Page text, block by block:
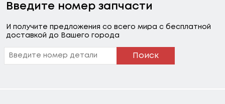
Введите номер запчасти
И получите предложения со всего мира с бесплатной
доставкой до Вашего города
Поиск